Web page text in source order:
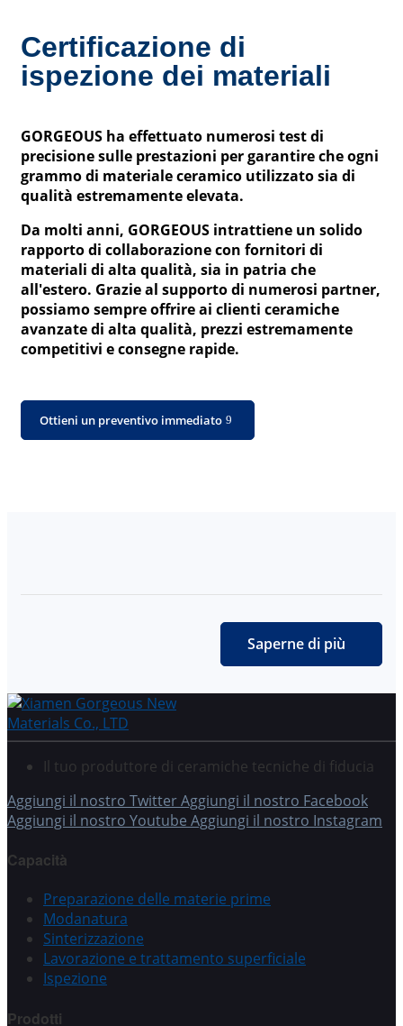
Tramite applicazione
Ceramiche strutturali di precisioneCeramiche
automobilistica Industria chimica
Ingegneria
elettrica ed elettronicaIndustria meccanica
Certificazione di
ispezione dei materiali
GORGEOUS ha effettuato numerosi test di
precisione sulle prestazioni per garantire che ogni
grammo di materiale ceramico utilizzato sia di
qualità estremamente elevata.
Da molti anni, GORGEOUS intrattiene un solido
rapporto di collaborazione con fornitori di
materiali di alta qualità, sia in patria che
all'estero. Grazie al supporto di numerosi partner,
possiamo sempre offrire ai clienti ceramiche
avanzate di alta qualità, prezzi estremamente
competitivi e consegne rapide.
Ottieni un preventivo immediato
Saperne di più
Il tuo produttore di ceramiche tecniche di fiducia
Aggiungi il nostro TwitterAggiungi il nostro Facebook
Aggiungi il nostro Youtube Aggiungi il nostro Instagram
Capacità
Preparazione delle materie prime
Modanatura
Sinterizzazione
Lavorazione e trattamento superficiale
Ispezione
Prodotti